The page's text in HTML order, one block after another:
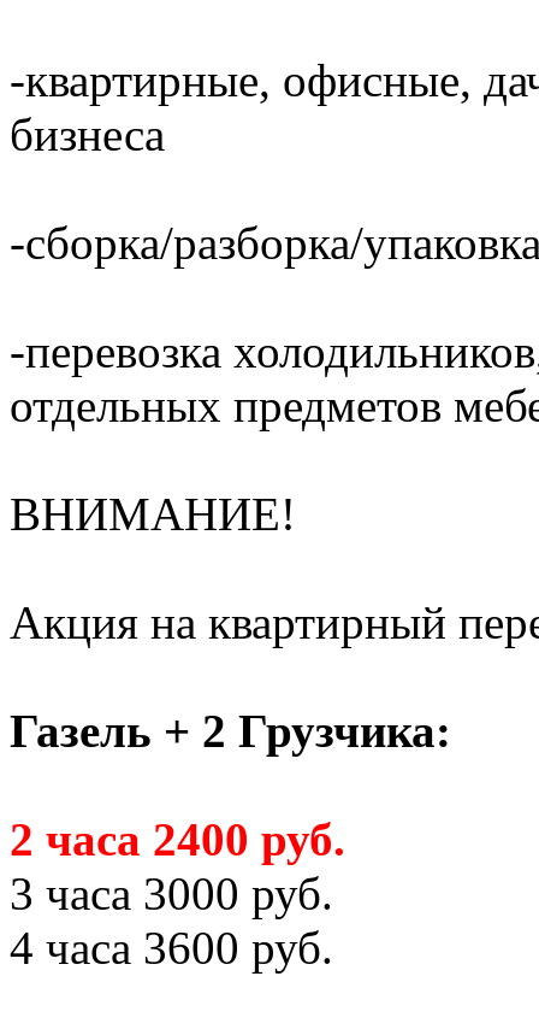
-квартирные, офисные,
бизнеса
-сборка/разборка/
-перевозка
отдельных предметов
ВНИМАНИЕ!
Акция на квартирный
Газель + 2 Грузчика:
2 часа 2400 руб.
3 часа 3000 руб.
4 часа 3600 руб.